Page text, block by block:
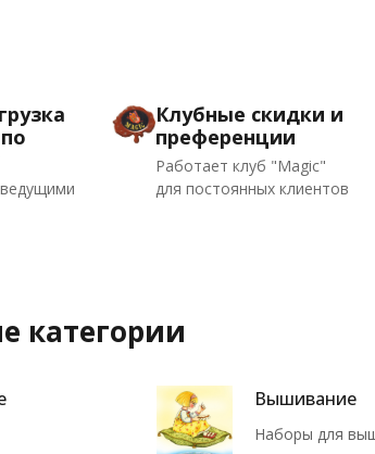
Клубные скидки и
преференции
Работает клуб "Magic"
для постоянных клиентов
категории
Вышивание
Наборы для